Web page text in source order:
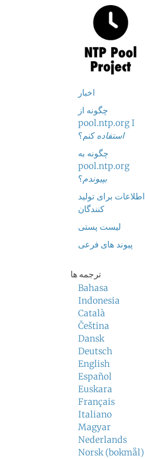
اخبار
چگونه از
pool.ntp.org I
استفاده کنم؟
چگونه به
pool.ntp.org
بپیوندم؟
اطلاعات برای تولید
کنندگان
لیست پستی
پیوند های فرعی
ترجمه ها
Bahasa
Indonesia
Català
Čeština
Dansk
Deutsch
English
Español
Euskara
Français
Italiano
Magyar
Nederlands
Norsk (bokmål)